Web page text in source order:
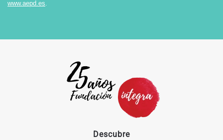
www.aepd.es.
Descubre